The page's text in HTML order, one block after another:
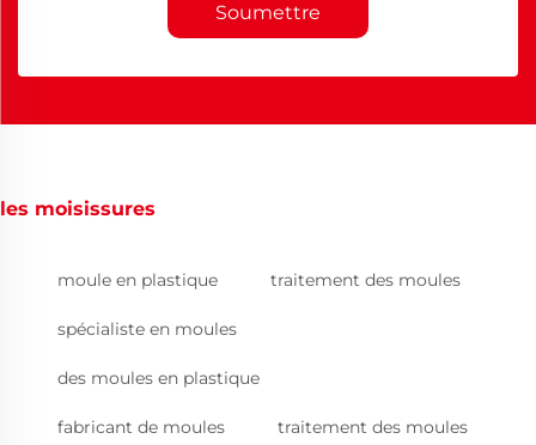
Soumettre
les moisissures
moule en plastique traitement des moules
spécialiste en moules
des moules en plastique
fabricant de moules traitement des moules